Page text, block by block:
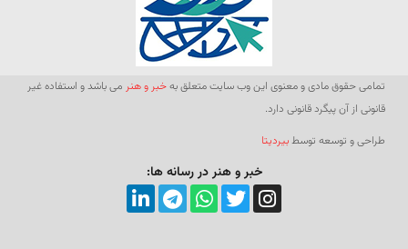
تمامی حقوق مادی و معنوی این وب سایت متعلق بهخبر و هنر می باشد و استفاده غیر
قانونی از آن پیگرد قانونی دارد.
طراحی و توسعه توسطبیردیتا
خبر و هنر در رسانه ها: